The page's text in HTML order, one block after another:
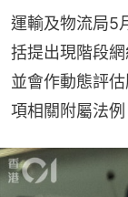
運輸及物流局5
括提出現階段
並會作動態評
項相關附屬法